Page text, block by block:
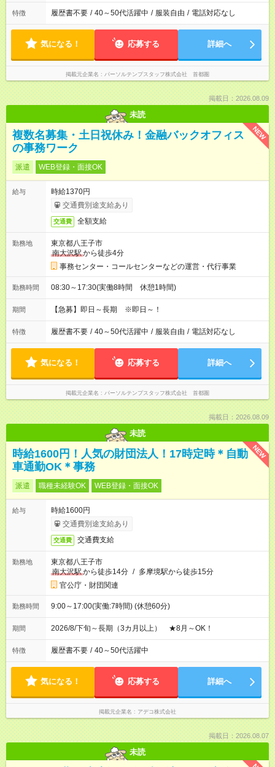
特徴 履歴書不要 / 40～50代活躍中 / 服装自由 / 電話対応なし
気になる！ 応募する 詳細へ
掲載元企業名 パーソルテンプスタッフ株式会社 首都圏
掲載日：2026.08.09
未読
NEW
複数名募集・土日祝休み！金融バックオフィス
の事務ワーク
派遣 WEB登録・面接OK
給与
時給1370円
交通費別途支給あり
交通費 全額支給
勤務地
東京都八王子市
南大沢駅から徒歩4分
事務センター・コールセンターなどの運営・代行事業
勤務時間 08:30～17:30(実働8時間 休憩1時間)
期間 【急募】即日～長期 ※即日～！
特徴 履歴書不要 / 40～50代活躍中 / 服装自由 / 電話対応なし
気になる！ 応募する 詳細へ
掲載元企業名 パーソルテンプスタッフ株式会社 首都圏
掲載日：2026.08.09
未読
NEW
時給1600円！人気の財団法人！17時定時＊自動
車通勤OK＊事務
派遣 職種未経験OK WEB登録・面接OK
給与
時給1600円
交通費別途支給あり
交通費 交通費支給
勤務地
東京都八王子市
南大沢駅から徒歩14分 / 多摩境駅から徒歩15分
官公庁・財団関連
勤務時間 9:00～17:00(実働:7時間) (休憩60分)
期間 2026/8/下旬～長期（3カ月以上） ★8月～OK！
特徴 履歴書不要 / 40～50代活躍中
気になる！ 応募する 詳細へ
掲載元企業名 アデコ株式会社
掲載日：2026.08.07
未読